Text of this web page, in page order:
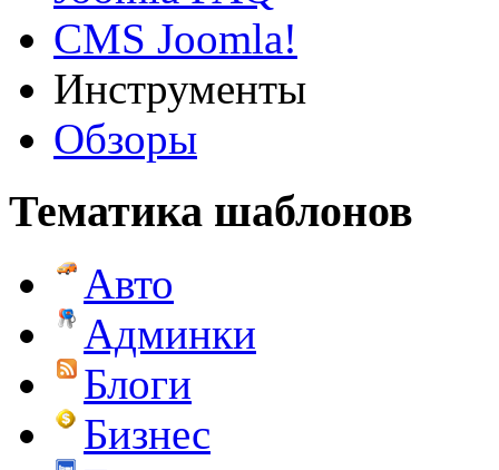
CMS Joomla!
Инструменты
Обзоры
Тематика шаблонов
Авто
Админки
Блоги
Бизнес